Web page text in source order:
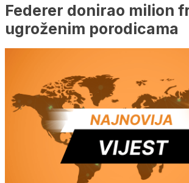
Federer donirao milion
ugroženim porodicama